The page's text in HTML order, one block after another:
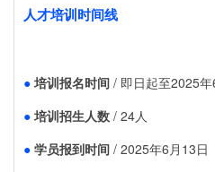
人才培训时间线
● 培训报名时间 / 即日起至2025
● 培训招生人数 / 24人
● 学员报到时间 / 2025年6月13日